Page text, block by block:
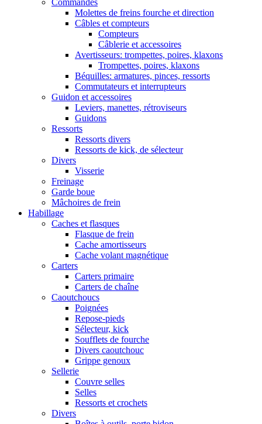
Commandes
Molettes de freins fourche et direction
Câbles et compteurs
Compteurs
Câblerie et accessoires
Avertisseurs: trompettes, poires, klaxons
Trompettes, poires, klaxons
Béquilles: armatures, pinces, ressorts
Commutateurs et interrupteurs
Guidon et accessoires
Leviers, manettes, rétroviseurs
Guidons
Ressorts
Ressorts divers
Ressorts de kick, de sélecteur
Divers
Visserie
Freinage
Garde boue
Mâchoires de frein
Habillage
Caches et flasques
Flasque de frein
Cache amortisseurs
Cache volant magnétique
Carters
Carters primaire
Carters de chaîne
Caoutchoucs
Poignées
Repose-pieds
Sélecteur, kick
Soufflets de fourche
Divers caoutchouc
Grippe genoux
Sellerie
Couvre selles
Selles
Ressorts et crochets
Divers